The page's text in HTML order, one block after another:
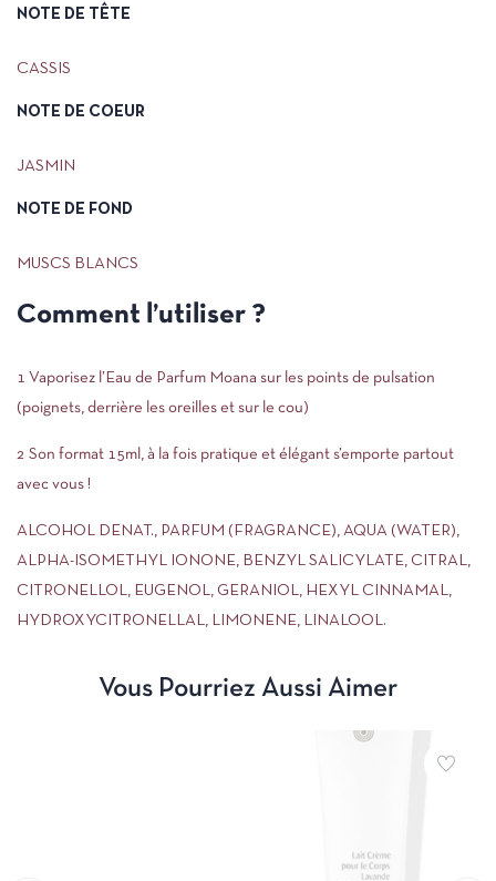
NOTE DE TÊTE
CASSIS
NOTE DE COEUR
JASMIN
NOTE DE FOND
MUSCS BLANCS
Comment l’utiliser ?
1 Vaporisez l’Eau de Parfum Moana sur les points de pulsation
(poignets, derrière les oreilles et sur le cou)
2 Son format 15ml, à la fois pratique et élégant s’emporte partout
avec vous !
ALCOHOL DENAT., PARFUM (FRAGRANCE), AQUA (WATER),
ALPHA-ISOMETHYL IONONE, BENZYL SALICYLATE, CITRAL,
CITRONELLOL, EUGENOL, GERANIOL, HEXYL CINNAMAL,
HYDROXYCITRONELLAL, LIMONENE, LINALOOL.
Vous Pourriez Aussi Aimer